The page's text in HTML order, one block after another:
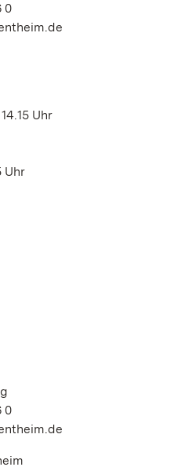
0
Uhr
Uhr
0